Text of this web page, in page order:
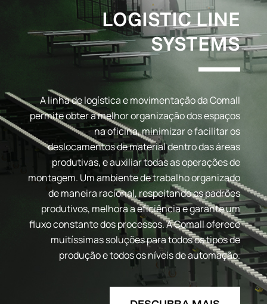
LOGISTIC LINE
SYSTEMS
A linha de logística e movimentação da Comall
permite obter a melhor organização dos espaços
na oficina, minimizar e facilitar os
deslocamentos de material dentro das áreas
produtivas, e auxiliar todas as operações de
montagem. Um ambiente de trabalho organizado
de maneira racional, respeitando os padrões
produtivos, melhora a eficiência e garante um
fluxo constante dos processos. A Comall oferece
muitíssimas soluções para todos os tipos de
produção e todos os níveis de automação.